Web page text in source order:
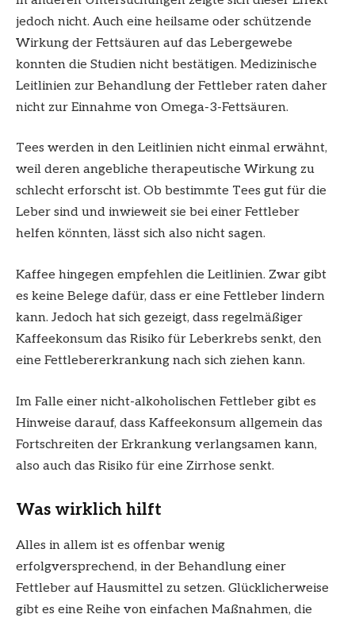
jedoch nicht. Auch eine heilsame oder schützende
Wirkung der Fettsäuren auf das Lebergewebe
konnten die Studien nicht bestätigen. Medizinische
Leitlinien zur Behandlung der Fettleber raten daher
nicht zur Einnahme von Omega-3-Fettsäuren.
Tees werden in den Leitlinien nicht einmal erwähnt,
weil deren angebliche therapeutische Wirkung zu
schlecht erforscht ist. Ob bestimmte Tees gut für die
Leber sind und inwieweit sie bei einer Fettleber
helfen könnten, lässt sich also nicht sagen.
Kaffee hingegen empfehlen die Leitlinien. Zwar gibt
es keine Belege dafür, dass er eine Fettleber lindern
kann. Jedoch hat sich gezeigt, dass regelmäßiger
Kaffeekonsum das Risiko für Leberkrebs senkt, den
eine Fettlebererkrankung nach sich ziehen kann.
Im Falle einer nicht-alkoholischen Fettleber gibt es
Hinweise darauf, dass Kaffeekonsum allgemein das
Fortschreiten der Erkrankung verlangsamen kann,
also auch das Risiko für eine Zirrhose senkt.
Was wirklich hilft
Alles in allem ist es offenbar wenig
erfolgversprechend, in der Behandlung einer
Fettleber auf Hausmittel zu setzen. Glücklicherweise
gibt es eine Reihe von einfachen Maßnahmen, die